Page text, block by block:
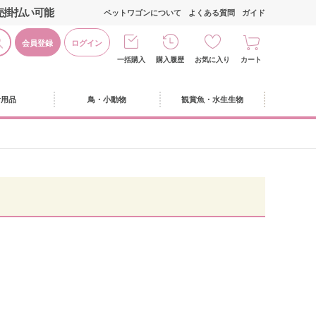
掛払い可能
会員登録 ログイン
ペットワゴンについて よくある質問 ガイド
一括購入 購入履歴 お気に入り カート
品 鳥・小動物 観賞魚・水生生物